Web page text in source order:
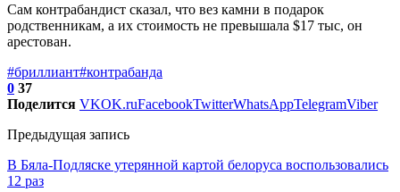
Сам контрабандист сказал, что вез камни в подарок
родственникам, а их стоимость не превышала $17 тыс, он
арестован.
#бриллиант#контрабанда
0 37
Поделится VKOK.ruFacebookTwitterWhatsAppTelegramViber
Предыдущая запись
В Бяла-Подляске утерянной картой белоруса воспользовались
12 раз